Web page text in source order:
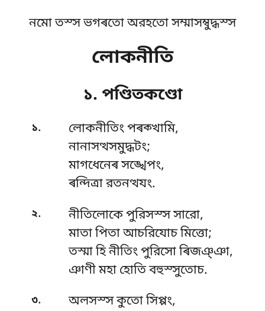
নমো তস্স ভগৰতো অরহতো সম্মাসম্বুদ্ধস্স
লোকনীতি
১. পণ্ডিতকণ্ডো
১. লোকনীতিংপৰক্খামি,
নানাসত্থসমুদ্ধটং;
মাগধেনেৰ সঙ্খেপং,
ৰন্দিত্ৰা রতনত্থযং.
২.
নীতিলোকে পুরিসস্স সারো,
মাতা পিতা আচরিযোচ মিত্তো;
তস্মা হি নীতিং পুরিসো ৰিজঞ্ঞা,
ঞাণী মহা হোতি বহুস্সুতোচ.
৩.
অলসস্স কুতো সিপ্পং,